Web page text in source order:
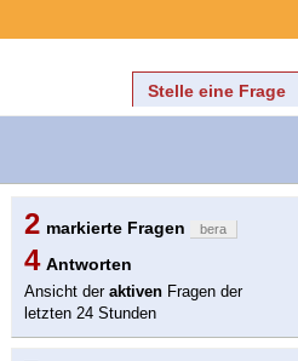
Stelle eine Frage
2 markierte Fragen bera
4 Antworten
Ansicht der aktiven Fragen der
letzten 24 Stunden